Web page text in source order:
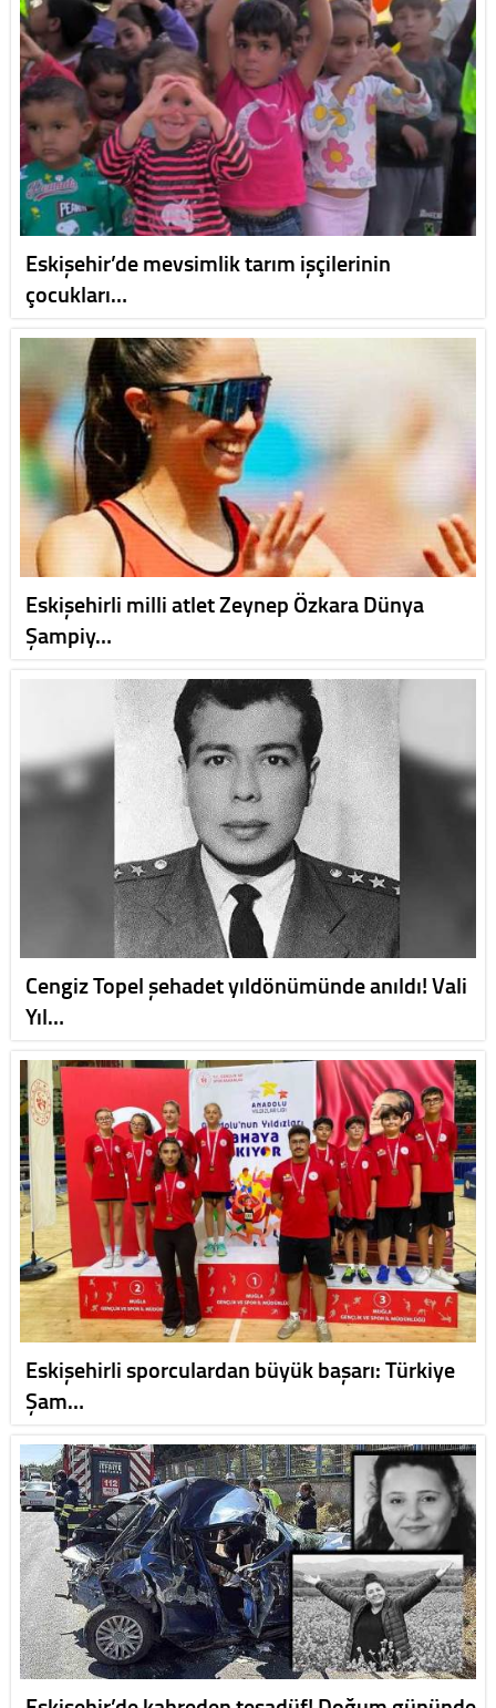
Eskişehir’de mevsimlik tarım işçilerinin
çocukları…
Eskişehirli milli atlet Zeynep Özkara Dünya
Şampiy…
Cengiz Topel şehadet yıldönümünde anıldı! Vali
Yıl…
Eskişehirli sporculardan büyük başarı: Türkiye
Şam…